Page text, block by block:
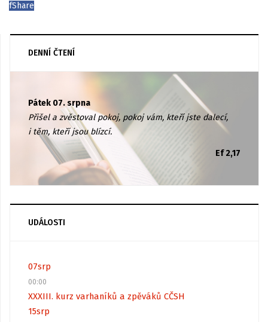
fShare
DENNÍ ČTENÍ
Pátek 07. srpna
Přišel a zvěstoval pokoj, pokoj vám, kteří jste dalecí,
i těm, kteří jsou blízcí.
Ef 2,17
UDÁLOSTI
07srp
00:00
XXXIII. kurz varhaníků a zpěváků CČSH
15srp